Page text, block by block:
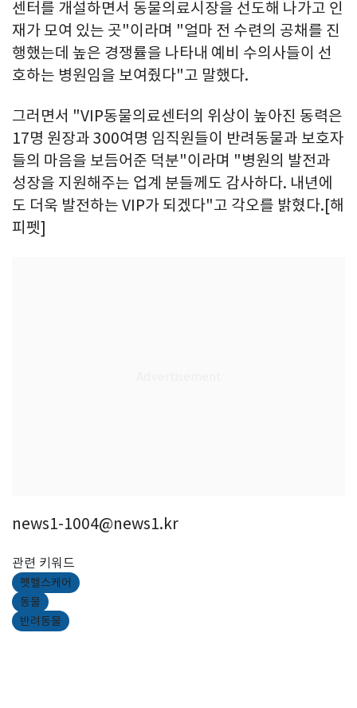
센터를 개설하면서 동물의료시장을 선도해 나가고 인
재가 모여 있는 곳"이라며 "얼마 전 수련의 공채를 진
행했는데 높은 경쟁률을 나타내 예비 수의사들이 선
호하는 병원임을 보여줬다"고 말했다.
그러면서 "VIP동물의료센터의 위상이 높아진 동력은
17명 원장과 300여명 임직원들이 반려동물과 보호자
들의 마음을 보듬어준 덕분"이라며 "병원의 발전과
성장을 지원해주는 업계 분들께도 감사하다. 내년에
도 더욱 발전하는 VIP가 되겠다"고 각오를 밝혔다.[해
피펫]
news1-1004@news1.kr
관련 키워드
펫헬스케어
동물
반려동물